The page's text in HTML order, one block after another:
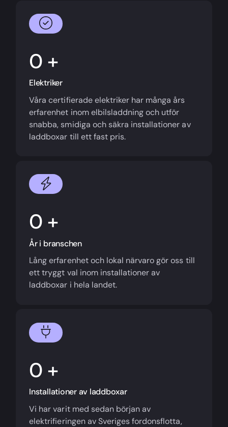
+
Elektriker
Våra certifierade elektriker har många års
erfarenhet inom elbilsladdning och utför
snabba, smidiga och säkra installationer av
laddboxar till ett fast pris.
+
År i branschen
Lång erfarenhet och lokal närvaro gör oss till
ett tryggt val inom installationer av
laddboxar i hela landet.
+
Installationer av laddboxar
Vi har varit med sedan början av
elektrifieringen av Sveriges fordonsflotta,